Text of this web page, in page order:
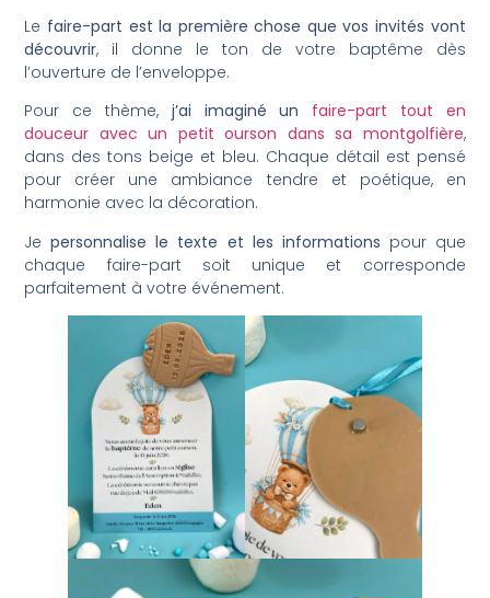
Le faire-part est la première chose que vos invités vont
découvrir, il donne le ton de votre baptême dès
l’ouverture de l’enveloppe.
Pour ce thème, j’ai imaginé un faire-part tout en
douceur avec un petit ourson dans sa montgolfière,
dans des tons beige et bleu. Chaque détail est pensé
pour créer une ambiance tendre et poétique, en
harmonie avec la décoration.
Jepersonnalise le texte et les informations pour que
chaque faire-part soit unique et corresponde
parfaitement à votre événement.